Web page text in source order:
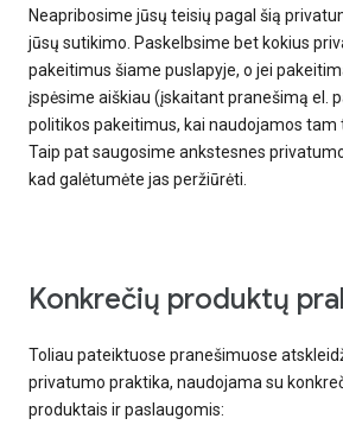
Neapribosime jūsų teisių pagal šią
jūsų sutikimo. Paskelbsime bet kokius
pakeitimus šiame puslapyje, o jei
įspėsime aiškiau (įskaitant pranešimą el.
politikos pakeitimus, kai naudojamos tam
Taip pat saugosime ankstesnes
kad galėtumėte jas peržiūrėti.
Konkrečių produktų
Toliau pateiktuose pranešimuose
privatumo praktika, naudojama su
produktais ir paslaugomis: